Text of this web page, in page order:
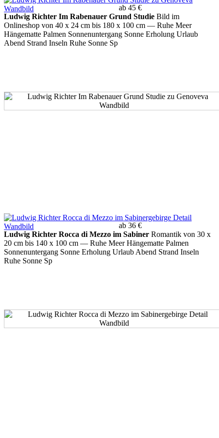
ab 45 €
Ludwig Richter Im Rabenauer Grund Studie Bild im
Onlineshop von 40 x 24 cm bis 180 x 100 cm — Ruhe Meer
Hängematte Palmen Sonnenuntergang Sonne Erholung Urlaub
Abend Strand Inseln Ruhe Sonne Sp
ab 36 €
Ludwig Richter Rocca di Mezzo im Sabiner Romantik von 30 x
20 cm bis 140 x 100 cm — Ruhe Meer Hängematte Palmen
Sonnenuntergang Sonne Erholung Urlaub Abend Strand Inseln
Ruhe Sonne Sp